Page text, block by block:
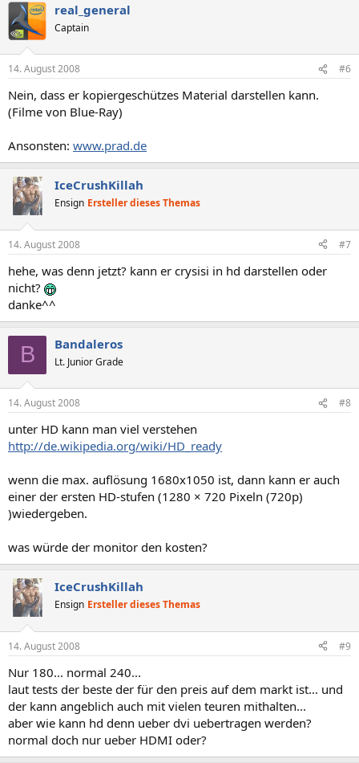
real_general
Captain
14. August 2008 #6
Nein, dass er kopiergeschützes Material darstellen kann.
(Filme von Blue-Ray)
Ansonsten: www.prad.de
IceCrushKillah
Ensign Ersteller dieses Themas
14. August 2008 #7
hehe, was denn jetzt? kann er crysisi in hd darstellen oder
nicht?
danke^^
B Bandaleros
Lt. Junior Grade
14. August 2008 #8
unter HD kann man viel verstehen
http://de.wikipedia.org/wiki/HD_ready
wenn die max. auflösung 1680x1050 ist, dann kann er auch
einer der ersten HD-stufen (1280 × 720 Pixeln (720p)
)wiedergeben.
was würde der monitor den kosten?
IceCrushKillah
Ensign Ersteller dieses Themas
14. August 2008 #9
Nur 180... normal 240...
laut tests der beste der für den preis auf dem markt ist... und
der kann angeblich auch mit vielen teuren mithalten...
aber wie kann hd denn ueber dvi uebertragen werden?
normal doch nur ueber HDMI oder?